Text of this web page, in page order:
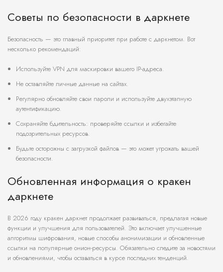
Советы по безопасности в даркнете
Безопасность — это главный приоритет при работе с даркнетом. Вот
несколько рекомендаций:
Используйте VPN для маскировки вашего IP-адреса.
Не оставляйте личные данные на сайтах.
Регулярно обновляйте свои пароли и используйте двухэтапную
аутентификацию.
Сохраняйте бдительность: проверяйте ссылки и избегайте
подозрительных ресурсов.
Будьте осторожны с загрузкой файлов — это может угрожать вашей
безопасности.
Обновленная информация о кракен
даркнете
В 2026 году кракен даркнет продолжает развиваться, предлагая новые
функции и улучшения для пользователей. Это включает улучшенные
алгоритмы шифрования, новые способы анонимизации и обновленные
ссылки на популярные онион-ресурсы. Обязательно следите за новостями
и обновлениями, чтобы оставаться в курсе последних тенденций.